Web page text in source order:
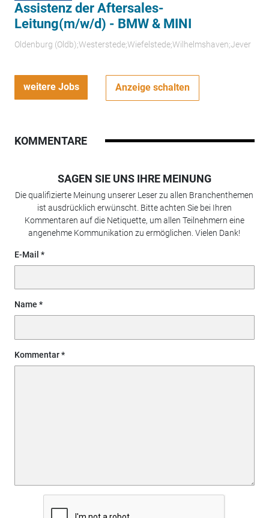
Assistenz der Aftersales-
Leitung(m/w/d) - BMW & MINI
Oldenburg (Oldb);Westerstede;Wiefelstede;Wilhelmshaven;Jever
weitere Jobs Anzeige schalten
KOMMENTARE
SAGEN SIE UNS IHRE MEINUNG
Die qualifizierte Meinung unserer Leser zu allen Branchenthemen
ist ausdrücklich erwünscht. Bitte achten Sie bei Ihren
Kommentaren auf die Netiquette, um allen Teilnehmern eine
angenehme Kommunikation zu ermöglichen. Vielen Dank!
E-Mail
Name
Kommentar